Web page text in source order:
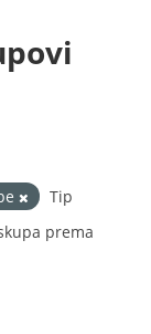
Tip
prema